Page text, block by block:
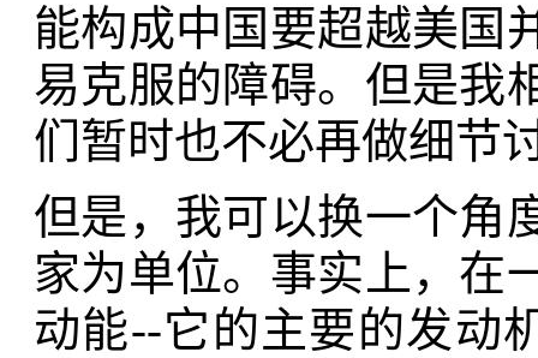
能构成中国要超越美国
易克服的障碍。但是我
们暂时也不必再做细节
但是，我可以换一个角
家为单位。事实上，在
动能--它的主要的发动